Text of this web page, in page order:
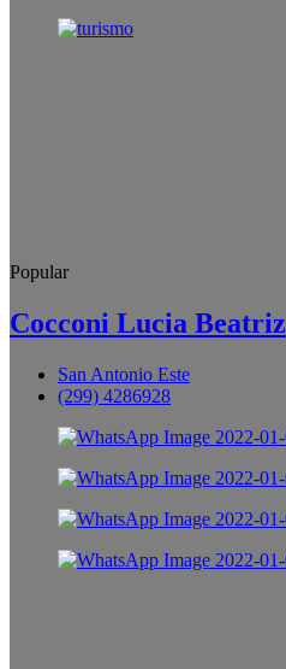
Popular
Cocconi Lucia Beatriz
San Antonio Este
(299) 4286928